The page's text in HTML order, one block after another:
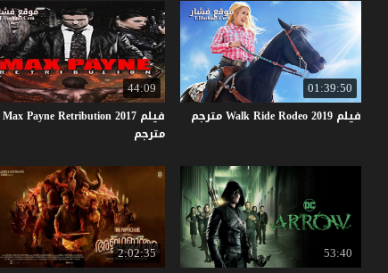
01:39:50
فيلم WalkRideRodeo2019 مترجم
44:09
فيلم Max Payne Retribution 2017
مترجم
53:40
2:02:35